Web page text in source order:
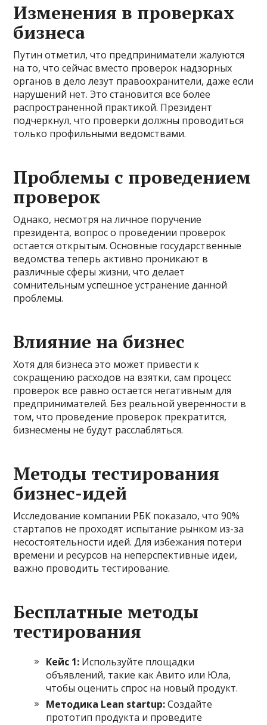
Изменения в проверках
бизнеса
Путин отметил, что предприниматели жалуются
на то, что сейчас вместо проверок надзорных
органов в дело лезут правоохранители, даже если
нарушений нет. Это становится все более
распространенной практикой. Президент
подчеркнул, что проверки должны проводиться
только профильными ведомствами.
Проблемы с проведением
проверок
Однако, несмотря на личное поручение
президента, вопрос о проведении проверок
остается открытым. Основные государственные
ведомства теперь активно проникают в
различные сферы жизни, что делает
сомнительным успешное устранение данной
проблемы.
Влияние на бизнес
Хотя для бизнеса это может привести к
сокращению расходов на взятки, сам процесс
проверок все равно остается негативным для
предпринимателей. Без реальной уверенности в
том, что проведение проверок прекратится,
бизнесмены не будут расслабляться.
Методы тестирования
бизнес-идей
Исследование компании РБК показало, что 90%
стартапов не проходят испытание рынком из-за
несостоятельности идей. Для избежания потери
времени и ресурсов на неперспективные идеи,
важно проводить тестирование.
Бесплатные методы
тестирования
Кейс 1: Используйте площадки
объявлений, такие как Авито или Юла,
чтобы оценить спрос на новый продукт.
Методика Lean startup:Создайте
прототип продукта и проведите